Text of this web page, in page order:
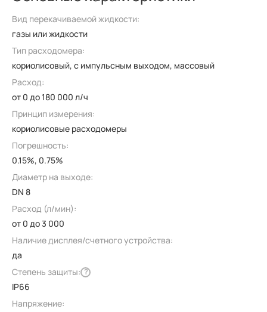
Вид перекачиваемой жидкости:
газы или жидкости
Тип расходомера:
кориолисовый, с импульсным выходом, массовый
Расход:
от 0 до 180 000 л/ч
Принцип измерения:
кориолисовые расходомеры
Погрешность:
0.15%, 0.75%
Диаметр на выходе:
DN 8
Расход (л/мин):
от 0 до 3 000
Наличие дисплея/счетного устройства:
да
Степень защиты: ?
IP66
Напряжение: